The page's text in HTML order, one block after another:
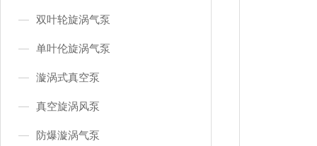
双叶轮旋涡气泵
单叶伦旋涡气泵
漩涡式真空泵
真空旋涡风泵
防爆漩涡气泵